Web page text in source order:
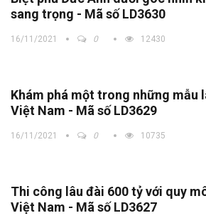
sang trọng - Mã số LD3630
16/11/2021 0 12430
Khám phá một trong những mẫu
Việt Nam - Mã số LD3629
16/11/2021 0 10735
Thi công lâu đài 600 tỷ với quy
Việt Nam - Mã số LD3627